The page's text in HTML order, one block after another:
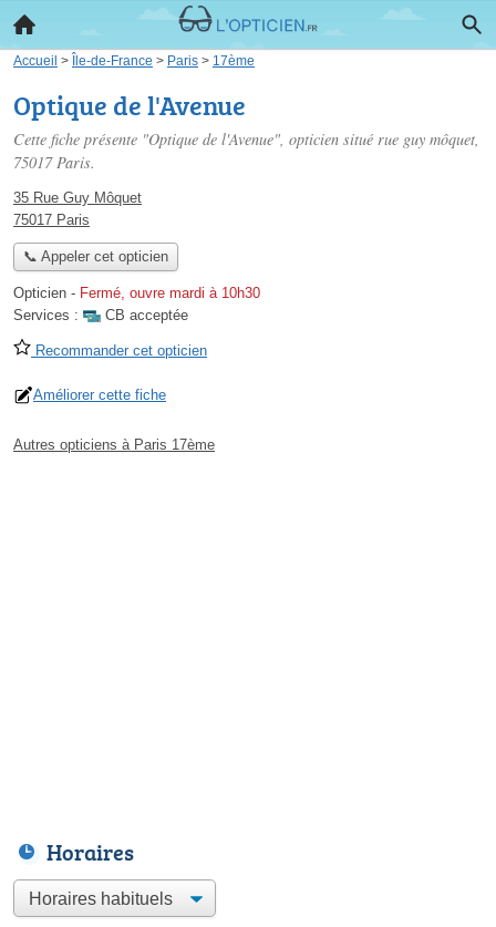
Accueil > Île-de-France > Paris > 17ème
Optique de l'Avenue
Cette fiche présente "Optique de l'Avenue", opticien situé rue guy môquet,
75017 Paris.
35 Rue Guy Môquet
75017 Paris
📞 Appeler cet opticien
Opticien - Fermé, ouvre mardi à 10h30
Services :
CB acceptée
Recommander cet opticien
Améliorer cette fiche
Autres opticiens à Paris 17ème
Horaires